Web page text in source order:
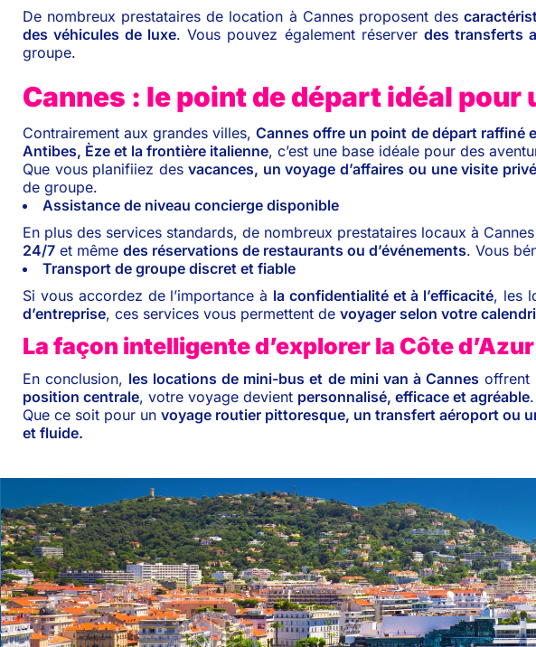
De nombreux prestataires de location à Cannes proposent des
des véhicules de luxe. Vous pouvez également réserver des transferts
groupe.
Cannes : le point de départ idéal
Contrairement aux grandes villes, Cannes offre un point de départ raffiné
Antibes, Èze et la frontière italienne, c’est une base idéale pour des
Que vous planifiiez des vacances, un voyage d’affaires ou une visite
de groupe.
Assistance de niveau concierge disponible
En plus des services standards, de nombreux prestataires locaux à
24/7 et même des réservations de restaurants ou d’événements. Vous
Transport de groupe discret et fiable
Si vous accordez de l’importance à la confidentialité et à l’efficacité, les
d’entreprise, ces services vous permettent de voyager selon votre
La façon intelligente d’explorer la Côte d’Azur
En conclusion, les locations de mini-bus et de mini van à Cannes offrent
position centrale, votre voyage devient personnalisé, efficace et agréable.
Que ce soit pour un voyage routier pittoresque, un transfert aéroport ou
et fluide.